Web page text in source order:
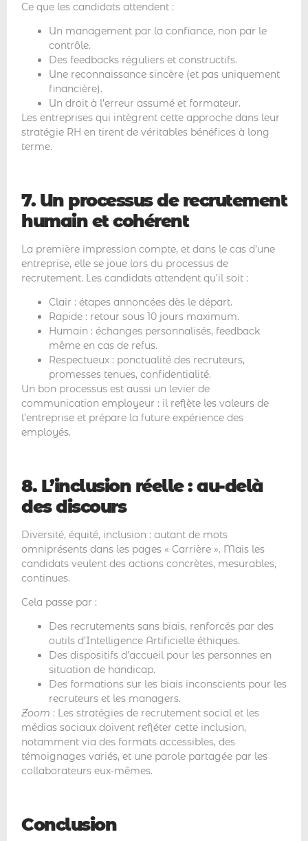
Ce que les candidats attendent :
Un management par la confiance, non par le
contrôle.
Des feedbacks réguliers et constructifs.
Une reconnaissance sincère (et pas uniquement
financière).
Un droit à l’erreur assumé et formateur.
Les entreprises qui intègrent cette approche dans leur
stratégie RH en tirent de véritables bénéfices à long
terme.
7. Un processus de recrutement
humain et cohérent
La première impression compte, et dans le cas d’une
entreprise, elle se joue lors du processus de
recrutement. Les candidats attendent qu’il soit :
Clair : étapes annoncées dès le départ.
Rapide : retour sous 10 jours maximum.
Humain : échanges personnalisés, feedback
même en cas de refus.
Respectueux : ponctualité des recruteurs,
promesses tenues, confidentialité.
Un bon processus est aussi un levier de
communication employeur : il reflète les valeurs de
l’entreprise et prépare la future expérience des
employés.
8. L’inclusion réelle : au-delà
des discours
Diversité, équité, inclusion : autant de mots
omniprésents dans les pages « Carrière ». Mais les
candidats veulent des actions concrètes, mesurables,
continues.
Cela passe par :
Des recrutements sans biais, renforcés par des
outils d’Intelligence Artificielle éthiques.
Des dispositifs d’accueil pour les personnes en
situation de handicap.
Des formations sur les biais inconscients pour les
recruteurs et les managers.
Zoom : Les stratégies de recrutement social et les
médias sociaux doivent refléter cette inclusion,
notamment via des formats accessibles, des
témoignages variés, et une parole partagée par les
collaborateurs eux-mêmes.
Conclusion